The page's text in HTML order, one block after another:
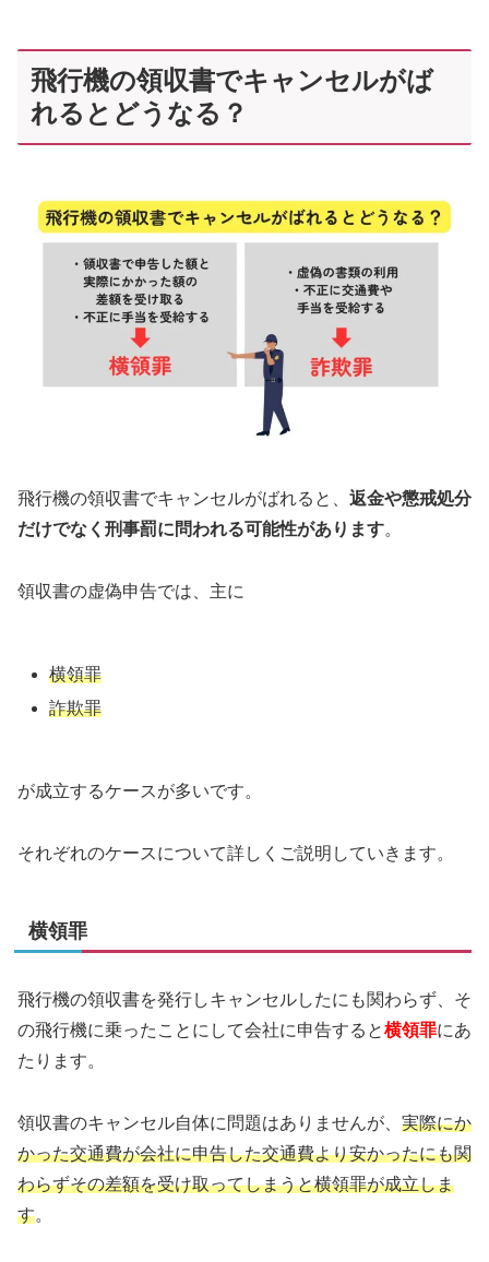
飛行機の領収書でキャンセルがば
れるとどうなる？
飛行機の領収書でキャンセルがばれると、 返金や懲戒処分
だけでなく刑事罰に問われる可能性があります。
領収書の虚偽申告では、主に
横領罪
詐欺罪
が成立するケースが多いです。
それぞれのケースについて詳しくご説明していきます。
横領罪
飛行機の領収書を発行しキャンセルしたにも関わらず、そ
の飛行機に乗ったことにして会社に申告すると横領罪にあ
たります。
領収書のキャンセル自体に問題はありませんが、 実際にか
かった交通費が会社に申告した交通費より安かったにも関
わらずその差額を受け取ってしまうと横領罪が成立しま
す。